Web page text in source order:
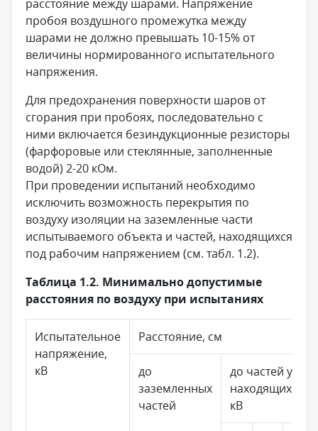
расстояние между шарами. Напряжение
пробоя воздушного промежутка между
шарами не должно превышать 10-15% от
величины нормированного испытательного
напряжения.
Для предохранения поверхности шаров от
сгорания при пробоях, последовательно с
ними включается безиндукционные резисторы
(фарфоровые или стеклянные, заполненные
водой) 2-20 кОм.
При проведении испытаний необходимо
исключить возможность перекрытия по
воздуху изоляции на заземленные части
испытываемого объекта и частей, находящихся
под рабочим напряжением (см. табл. 1.2).
Таблица 1.2. Минимально допустимые
расстояния по воздуху при испытаниях
Испытательное
напряжение,
кВ
Расстояние, см
до
заземленных
частей
до частей
находящихся
кВ